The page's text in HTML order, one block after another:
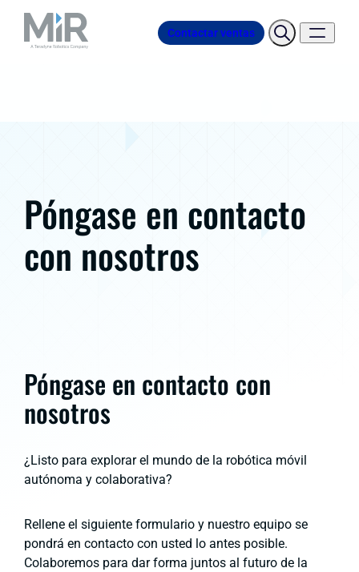
Contactar ventas
Póngase en contacto
con nosotros
Póngase en contacto con
nosotros
¿Listo para explorar el mundo de la robótica móvil
autónoma y colaborativa?
Rellene el siguiente formulario y nuestro equipo se
pondrá en contacto con usted lo antes posible.
Colaboremos para dar forma juntos al futuro de la